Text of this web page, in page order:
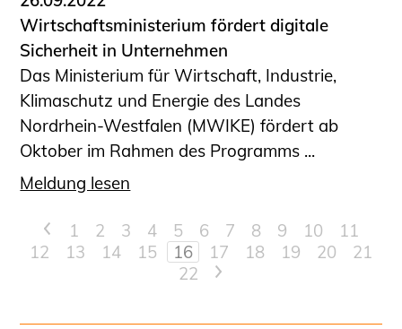
Wirtschaftsministerium fördert digitale
Sicherheit in Unternehmen
Das Ministerium für Wirtschaft, Industrie,
Klimaschutz und Energie des Landes
Nordrhein-Westfalen (MWIKE) fördert ab
Oktober im Rahmen des Programms ...
Meldung lesen
< 1 2 3 4 5 6 7 8 9 10
11
12
13 14 15 16 17 18 19 20
21
22
>